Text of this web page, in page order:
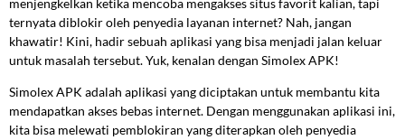
ternyata diblokir oleh penyedia layanan internet? Nah, jangan
khawatir! Kini, hadir sebuah aplikasi yang bisa menjadi jalan keluar
untuk masalah tersebut. Yuk, kenalan dengan Simolex APK!
Simolex APK adalah aplikasi yang diciptakan untuk membantu kita
mendapatkan akses bebas internet. Dengan menggunakan aplikasi ini,
kita bisa melewati pemblokiran yang diterapkan oleh penyedia